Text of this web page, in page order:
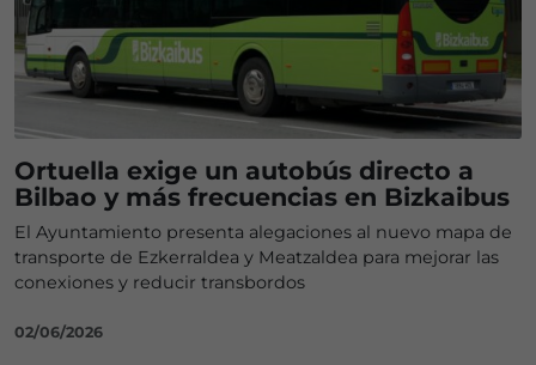
Ortuella exige un autobús directo a
Bilbao y más frecuencias en Bizkaibus
El Ayuntamiento presenta alegaciones al nuevo mapa de
transporte de Ezkerraldea y Meatzaldea para mejorar las
conexiones y reducir transbordos
02/06/2026